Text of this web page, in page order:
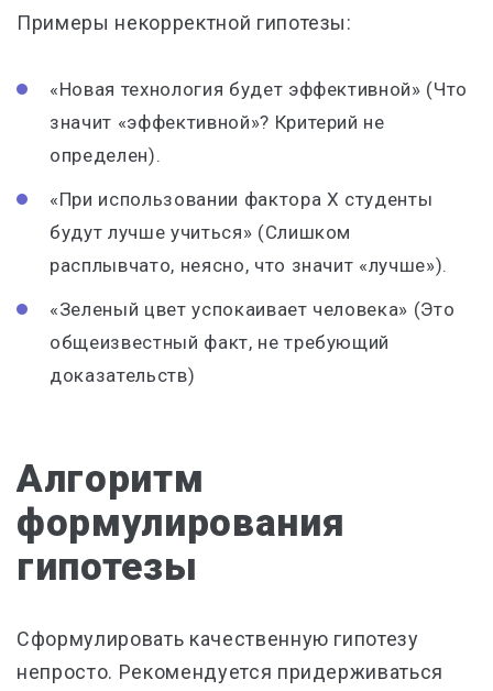
Примеры некорректной гипотезы:
«Новая технология будет эффективной» (Что
значит «эффективной»? Критерий не
определен).
«При использовании фактора X студенты
будут лучше учиться» (Слишком
расплывчато, неясно, что значит «лучше»).
«Зеленый цвет успокаивает человека» (Это
общеизвестный факт, не требующий
доказательств)
Алгоритм
формулирования
гипотезы
Сформулировать качественную гипотезу
непросто. Рекомендуется придерживаться